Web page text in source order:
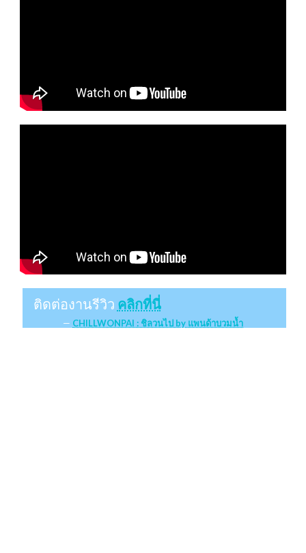
ติดต่องานรีวิว คลิกที่นี่
CHILLWONPAI : ชิลวนไป by แพนด้าบวมน้ำ